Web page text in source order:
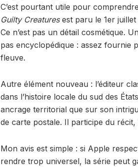
C’est pourtant utile pour
Guilty Creaturesest paru le 1er juillet
Ce n’est pas un détail cosmétique.
pas encyclopédique : assez fournie
fleuve.
Autre élément nouveau : l’éditeur
dans l’histoire locale du sud des
ancrage territorial que sur son
de carte postale. Il participe du
Mon avis est simple : si Apple
rendre trop universel, la série peut